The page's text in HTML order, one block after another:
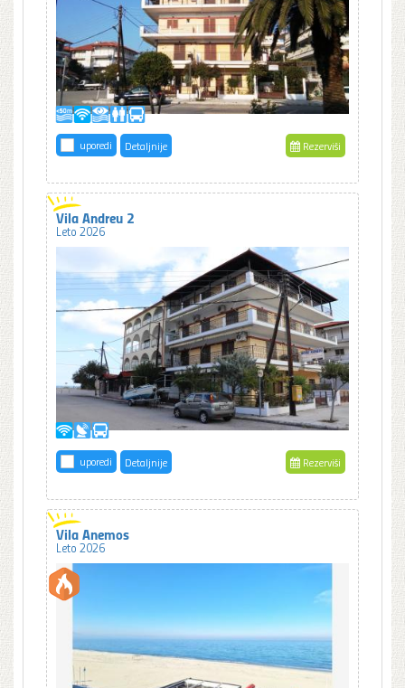
uporedi Detaljnije Rezerviši
Vila Andreu 2
Leto 2026
uporedi Detaljnije Rezerviši
Vila Anemos
Leto 2026